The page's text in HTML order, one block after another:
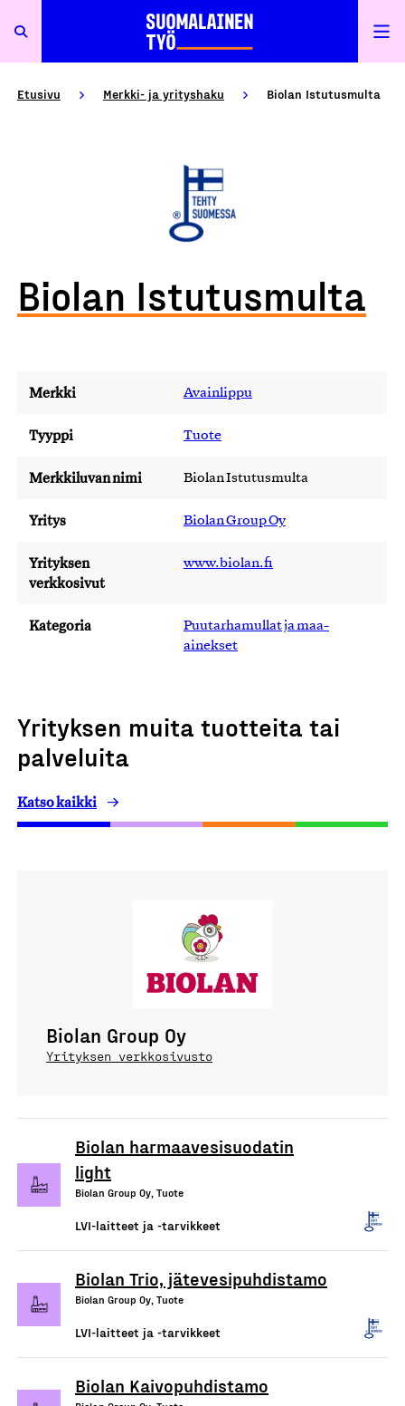
Etusivu Merkki- ja yrityshaku Biolan Istutusmulta
Biolan Istutusmulta
Merkki Avainlippu
Tyyppi Tuote
Merkkiluvan nimi Biolan Istutusmulta
Yritys Biolan Group Oy
Yrityksen
verkkosivut
www.biolan.fi
Kategoria
Puutarhamullat ja maa-
ainekset
Yrityksen muita tuotteita tai
palveluita
Katso kaikki
Biolan Group Oy
Yrityksen verkkosivusto
Biolan harmaavesisuodatin
light
Biolan Group Oy, Tuote
LVI-laitteet ja -tarvikkeet
Biolan Trio, jätevesipuhdistamo
Biolan Group Oy, Tuote
LVI-laitteet ja -tarvikkeet
Biolan Kaivopuhdistamo